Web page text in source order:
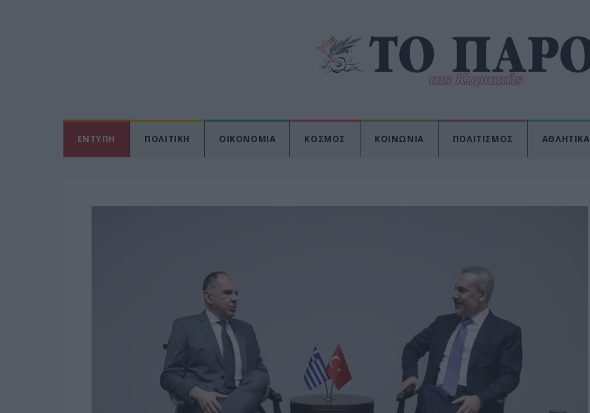
ΕΝΤΥΠΗ ΠΟΛΙΤΙΚΗ ΟΙΚΟΝΟΜΙΑ ΚΟΣΜΟΣ ΚΟΙΝΩΝΙΑ ΠΟΛΙΤΙΣΜΟΣ ΑΘΛΗΤΙΚΑ